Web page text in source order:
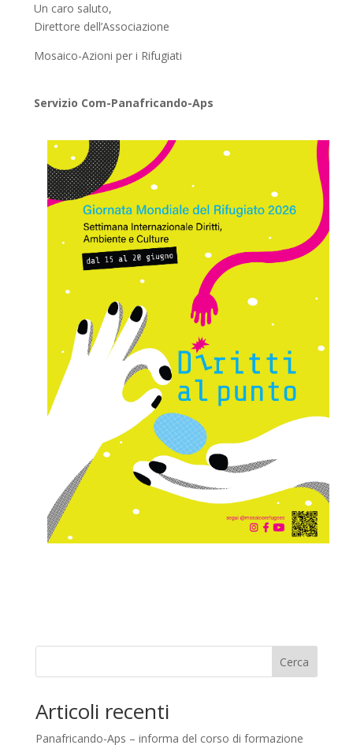
Un caro saluto,
Direttore dell’Associazione
Mosaico-Azioni per i Rifugiati
Servizio Com-Panafricando-Aps
Cerca
Articoli recenti
Panafricando-Aps – informa del corso di formazione